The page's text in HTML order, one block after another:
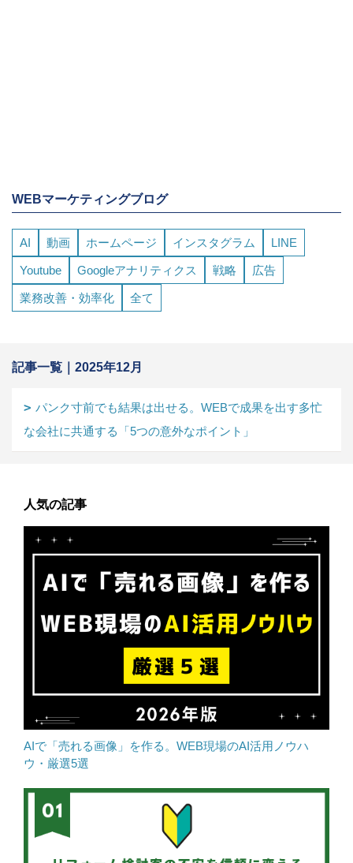
WEBマーケティングブログ
AI 動画 ホームページ インスタグラム LINE
Youtube Googleアナリティクス 戦略 広告
業務改善・効率化 全て
記事一覧｜2025年12月
パンク寸前でも結果は出せる。WEBで成果を出す多忙
な会社に共通する「5つの意外なポイント」
人気の記事
AIで「売れる画像」を作る。WEB現場のAI活用ノウハ
ウ・厳選5選